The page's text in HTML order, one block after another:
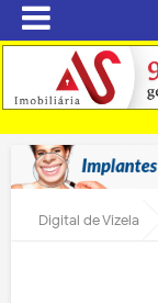
Digital de Vizela